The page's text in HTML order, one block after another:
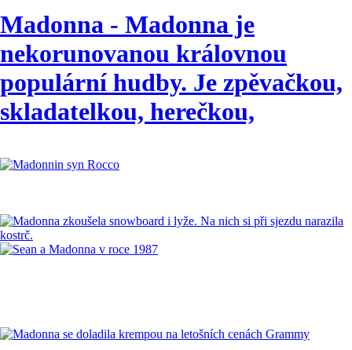
Madonna - Madonna je
nekorunovanou královnou
populární hudby. Je zpěvačkou,
skladatelkou, herečkou,